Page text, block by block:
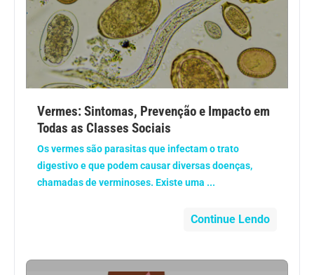
Vida Saudável
Saúde da mulher
Anemia
Aparelho Digestivo
Vermes: Sintomas, Prevenção e Impacto em
Todas as Classes Sociais
Os vermes são parasitas que infectam o trato
digestivo e que podem causar diversas doenças,
chamadas de verminoses. Existe uma ...
Continue Lendo